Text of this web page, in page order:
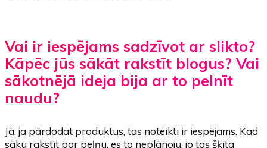
Vai ir iespējams sadzīvot ar slikto?
Kāpēc jūs sākāt rakstīt blogus? Vai
sākotnējā ideja bija ar to pelnīt
naudu?
Jā, ja pārdodat produktus, tas noteikti ir iespējams. Kad
sāku rakstīt par peļņu, es to neplānoju, jo tas šķita